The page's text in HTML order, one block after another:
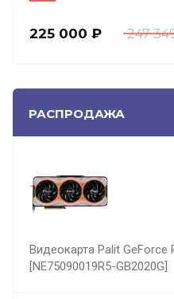
247
225 000 ₽
РАСПРОДАЖА
Видеокарта Palit GeForce
[NE75090019R5-GB2020G]